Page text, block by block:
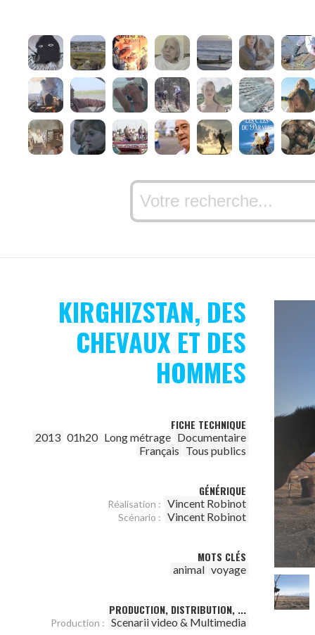
KIRGHIZSTAN, DES
CHEVAUX ET DES
HOMMES
FICHE TECHNIQUE
2013 01h20 Long métrage Documentaire
Français Tous publics
GÉNÉRIQUE
Réalisation : Vincent Robinot
Scénario : Vincent Robinot
MOTS CLÉS
animal voyage
PRODUCTION, DISTRIBUTION, ...
Production : Scenarii video & Multimedia